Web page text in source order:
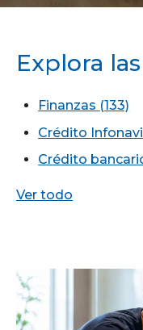
Explora
Finanzas (133)
Crédito
Crédito
Ver todo